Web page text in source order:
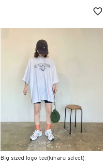
Big sized logo tee(kiharu select)